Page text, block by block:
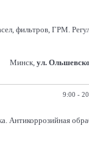
фильтров, ГРМ.
Минск, ул.
9:00 -
Антикоррозийная